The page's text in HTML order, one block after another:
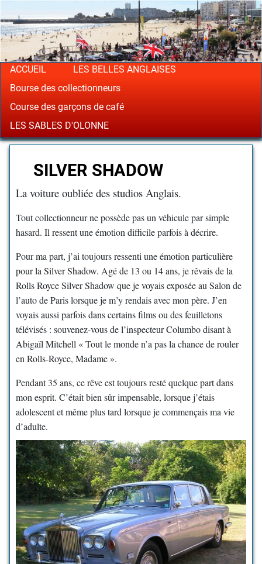
ACCUEIL
LES BELLES ANGLAISES
Bourse des collectionneurs
Course des garçons de café
LES SABLES D'OLONNE
SILVER SHADOW
La voiture oubliée des studios Anglais.
Tout collectionneur ne possède pas un véhicule par simple
hasard. Il ressent une émotion difficile parfois à décrire.
Pour ma part, j’ai toujours ressenti une émotion particulière
pour la Silver Shadow. Agé de 13 ou 14 ans, je rêvais de la
Rolls Royce Silver Shadow que je voyais exposée au Salon de
l’auto de Paris lorsque je m’y rendais avec mon père. J’en
voyais aussi parfois dans certains films ou des feuilletons
télévisés : souvenez-vous de l’inspecteur Columbo disant à
Abigaïl Mitchell « Tout le monde n’a pas la chance de rouler
en Rolls-Royce, Madame ».
Pendant 35 ans, ce rêve est toujours resté quelque part dans
mon esprit. C’était bien sûr impensable, lorsque j’étais
adolescent et même plus tard lorsque je commençais ma vie
d’adulte.